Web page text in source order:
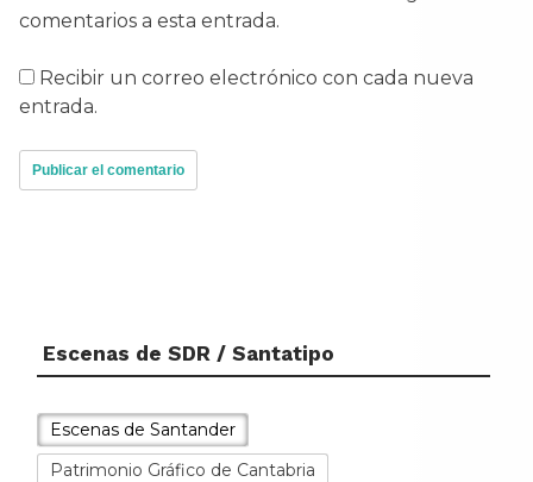
comentarios a esta entrada.
Recibir un correo electrónico con cada nueva
entrada.
Escenas de SDR / Santatipo
Escenas de Santander
Patrimonio Gráfico de Cantabria